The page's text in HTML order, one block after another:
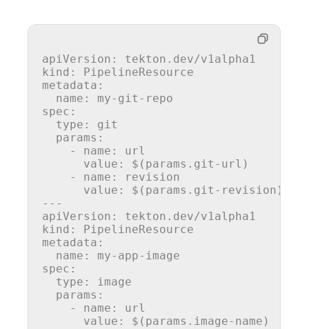
apiVersion:
tekton.dev/v1alpha1
kind:
PipelineResource
metadata:
name:
my-git-repo
spec:
type:
git
params:
-
name:
url
value:
$(params.git-url)
-
name:
revision
value:
$(params.git-revision)
---
apiVersion:
tekton.dev/v1alpha1
kind:
PipelineResource
metadata:
name:
my-app-image
spec:
type:
image
params:
-
name:
url
value:
$(params.image-name)